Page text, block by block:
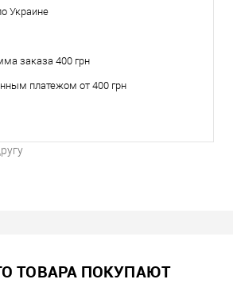
Украине
заказа 400 грн
платежом от 400 грн
ТОВАРА ПОКУПАЮТ